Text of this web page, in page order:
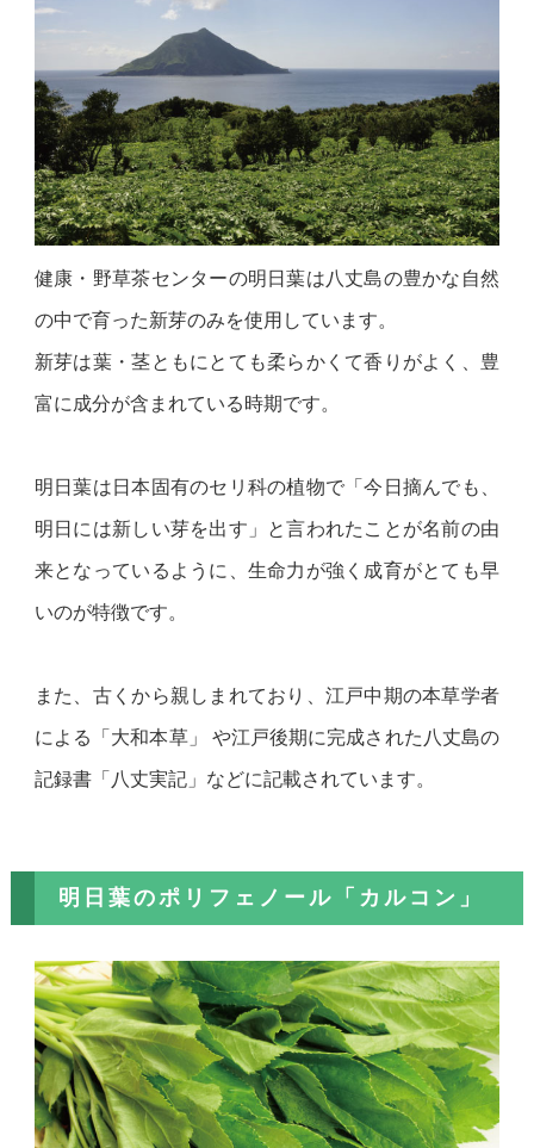
健康・野草茶センターの明日葉は八丈島の豊かな自然
の中で育った新芽のみを使用しています。
新芽は葉・茎ともにとても柔らかくて香りがよく、豊
富に成分が含まれている時期です。
明日葉は日本固有のセリ科の植物で「今日摘んでも、
明日には新しい芽を出す」と言われたことが名前の由
来となっているように、生命力が強く成育がとても早
いのが特徴です。
また、古くから親しまれており、江戸中期の本草学者
による「大和本草」 や江戸後期に完成された八丈島の
記録書「八丈実記」などに記載されています。
明日葉のポリフェノール「カルコン」